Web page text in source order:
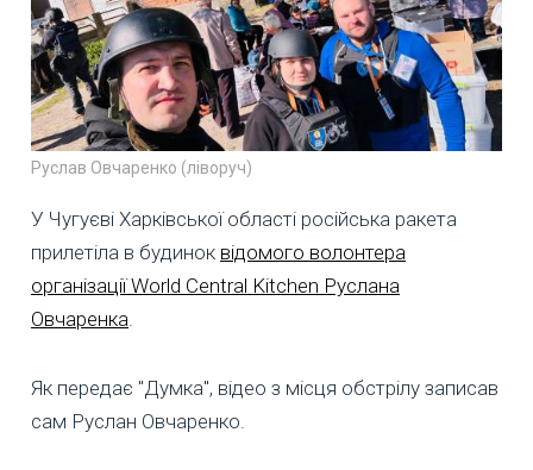
Руслав Овчаренко (ліворуч)
У Чугуєві Харківської області російська ракета
прилетіла в будинок відомого волонтера
організації World Central Kitchen Руслана
Овчаренка.
Як передає "Думка", відео з місця обстрілу записав
сам Руслан Овчаренко.